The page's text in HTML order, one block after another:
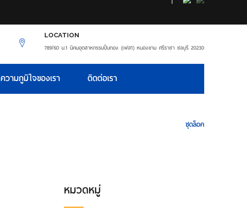
LOCATION
789/60 ม.1 นิคมอุตสาหกรรมปิ่นทอง (เฟส1) หนองขาม ศรีราชา ชลบุรี 20230
ความภูมิใจของเรา ติดต่อเรา
ชุดล็อค
หมวดหมู่